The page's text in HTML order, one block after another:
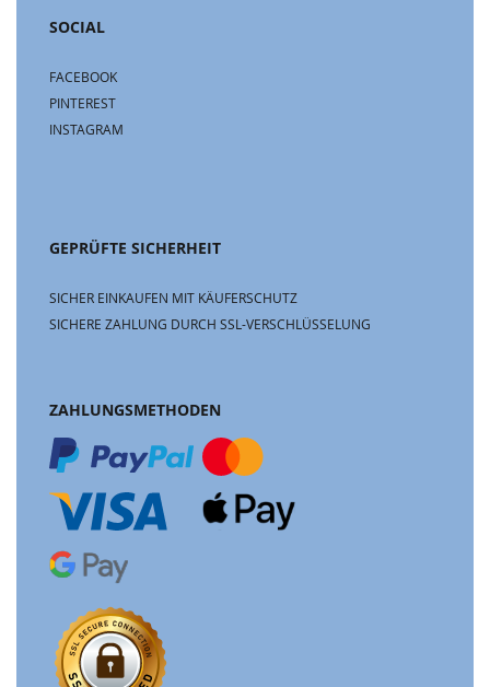
SOCIAL
FACEBOOK
PINTEREST
INSTAGRAM
GEPRÜFTE SICHERHEIT
SICHER EINKAUFEN MIT KÄUFERSCHUTZ
SICHERE ZAHLUNG DURCH SSL-VERSCHLÜSSELUNG
ZAHLUNGSMETHODEN